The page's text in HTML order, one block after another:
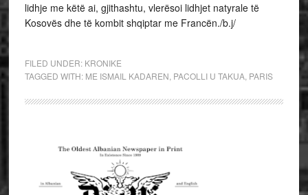
lidhje me këtë ai, gjithashtu, vlerësoi lidhjet natyrale të
Kosovës dhe të kombit shqiptar me Francën./b.j/
FILED UNDER: KRONIKE
TAGGED WITH: ME ISMAIL KADAREN PACOLLI U TAKUA, PARIS